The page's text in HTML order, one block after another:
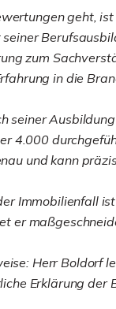
geht,
zum
in die
seiner
4.000
und kann
Immobilienfall
er
Herr Boldorf
Erklärung